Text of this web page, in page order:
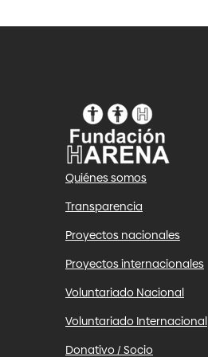
Quiénes somos
Transparencia
Proyectos nacionales
Proyectos internacionales
Voluntariado Nacional
Voluntariado Internacional
Donativo / Socio